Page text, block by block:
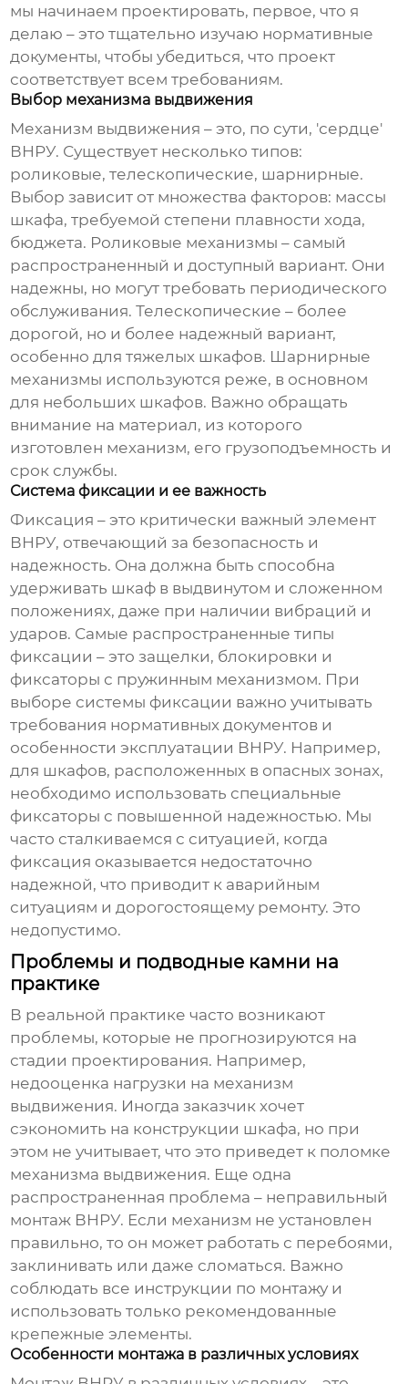
мы начинаем проектировать, первое, что я
делаю – это тщательно изучаю нормативные
документы, чтобы убедиться, что проект
соответствует всем требованиям.
Выбор механизма выдвижения
Механизм выдвижения – это, по сути, 'сердце'
ВНРУ. Существует несколько типов:
роликовые, телескопические, шарнирные.
Выбор зависит от множества факторов: массы
шкафа, требуемой степени плавности хода,
бюджета. Роликовые механизмы – самый
распространенный и доступный вариант. Они
надежны, но могут требовать периодического
обслуживания. Телескопические – более
дорогой, но и более надежный вариант,
особенно для тяжелых шкафов. Шарнирные
механизмы используются реже, в основном
для небольших шкафов. Важно обращать
внимание на материал, из которого
изготовлен механизм, его грузоподъемность и
срок службы.
Система фиксации и ее важность
Фиксация – это критически важный элемент
ВНРУ, отвечающий за безопасность и
надежность. Она должна быть способна
удерживать шкаф в выдвинутом и сложенном
положениях, даже при наличии вибраций и
ударов. Самые распространенные типы
фиксации – это защелки, блокировки и
фиксаторы с пружинным механизмом. При
выборе системы фиксации важно учитывать
требования нормативных документов и
особенности эксплуатации ВНРУ. Например,
для шкафов, расположенных в опасных зонах,
необходимо использовать специальные
фиксаторы с повышенной надежностью. Мы
часто сталкиваемся с ситуацией, когда
фиксация оказывается недостаточно
надежной, что приводит к аварийным
ситуациям и дорогостоящему ремонту. Это
недопустимо.
Проблемы и подводные камни на
практике
В реальной практике часто возникают
проблемы, которые не прогнозируются на
стадии проектирования. Например,
недооценка нагрузки на механизм
выдвижения. Иногда заказчик хочет
сэкономить на конструкции шкафа, но при
этом не учитывает, что это приведет к поломке
механизма выдвижения. Еще одна
распространенная проблема – неправильный
монтаж ВНРУ. Если механизм не установлен
правильно, то он может работать с перебоями,
заклинивать или даже сломаться. Важно
соблюдать все инструкции по монтажу и
использовать только рекомендованные
крепежные элементы.
Особенности монтажа в различных условиях